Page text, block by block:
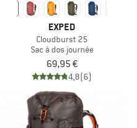
EXPED
Cloudburst 25
Sac à dos journée
69,95 €
4,8(6)